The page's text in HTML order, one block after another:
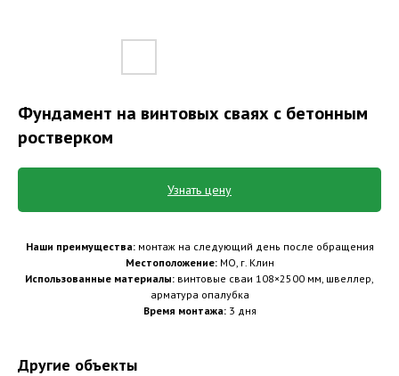
Фундамент на винтовых сваях с бетонным
ростверком
Узнать цену
Наши преимущества: монтаж на следующий день после обращения
Местоположение:МО, г. Клин
Использованные материалы: винтовые сваи 108×2500 мм, швеллер,
арматура опалубка
Время монтажа:3 дня
Другие объекты